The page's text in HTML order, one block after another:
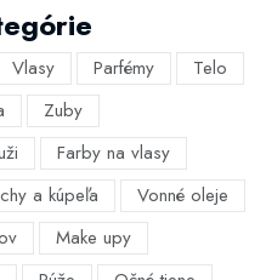
Vlasy Parfémy
Telo
Zuby
Farby na vlasy
a kúpeľa
Vonné oleje
Make upy